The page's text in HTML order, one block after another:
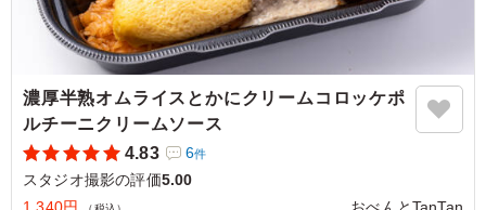
濃厚半熟オムライスとかにクリームコロッケポ
ルチーニクリームソース
4.83
6件
スタジオ撮影の評価5.00